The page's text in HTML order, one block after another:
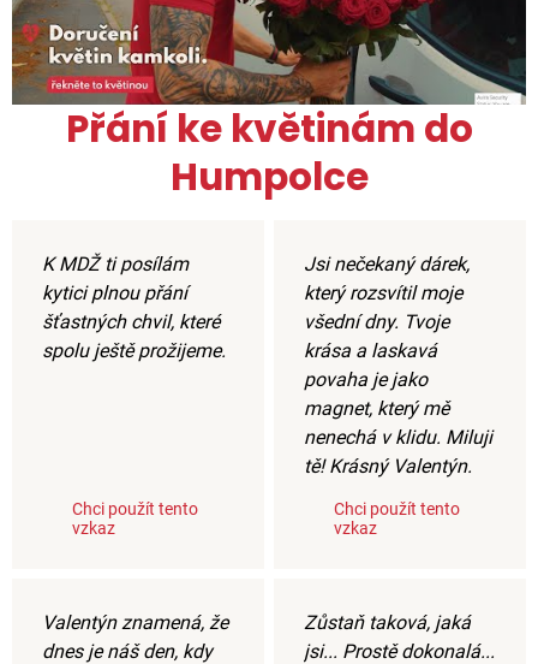
Přání ke květinám do
Humpolce
K MDŽ ti posílám
kytici plnou přání
šťastných chvil, které
spolu ještě prožijeme.
Chci použít tento
vzkaz
Jsi nečekaný dárek,
který rozsvítil moje
všední dny. Tvoje
krása a laskavá
povaha je jako
magnet, který mě
nenechá v klidu. Miluji
tě! Krásný Valentýn.
Chci použít tento
vzkaz
Valentýn znamená, že
dnes je náš den, kdy
Zůstaň taková, jaká
jsi... Prostě dokonalá...